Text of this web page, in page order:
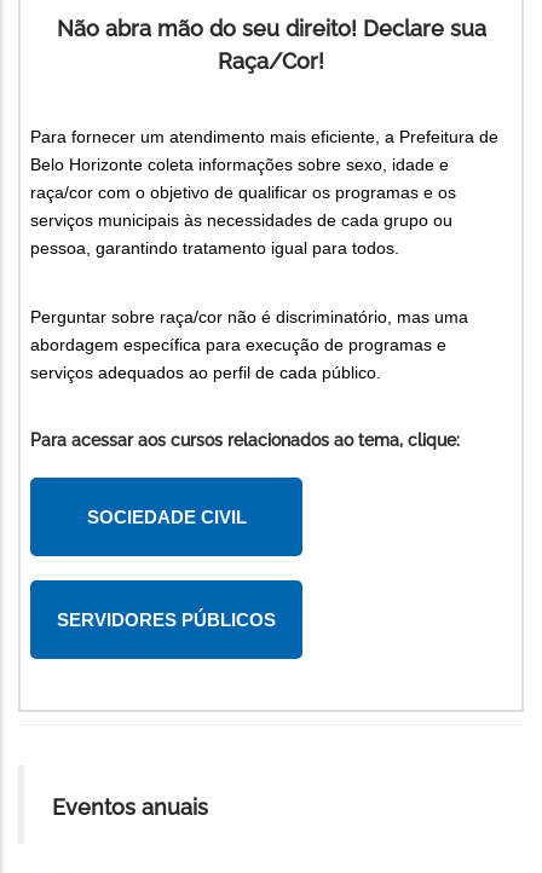
Não abra mão do seu direito! Declare sua
Raça/Cor!
Para fornecer um atendimento mais eficiente, a Prefeitura de
Belo Horizonte coleta informações sobre sexo, idade e
raça/cor com o objetivo de qualificar os programas e os
serviços municipais às necessidades de cada grupo ou
pessoa, garantindo tratamento igual para todos.
Perguntar sobre raça/cor não é discriminatório, mas uma
abordagem específica para execução de programas e
serviços adequados ao perfil de cada público.
Para acessar aos cursos relacionados ao tema, clique:
SOCIEDADE CIVIL
SERVIDORES PÚBLICOS
Eventos anuais